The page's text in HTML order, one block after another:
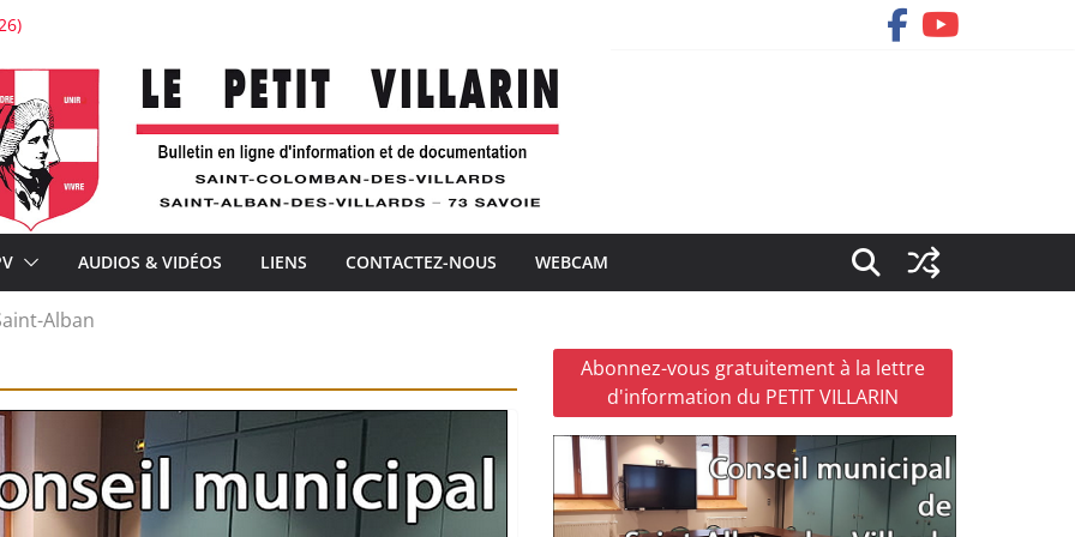
: « Je voudrais la voir belle ! »
avec À la Croisée des chemins
de la téléphonie mobile et la distribution postale
AUDIOS & VIDÉOS LIENS CONTACTEZ-NOUS WEBCAM
Alban
Abonnez-vous gratuitement à la lettre
d'information du PETIT VILLARIN